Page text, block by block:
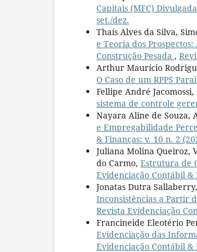
Capitais (MFC)
set./dez.
Thaís Alves da Silva,
e Teoria dos
Construção Pesada ,
Arthur Maurício
O Caso de um RPPS
Fellipe André
sistema de controle
Nayara Aline de Souza,
e Empregabilidade
& Finanças: v. 10 n. 2
Juliana Molina Queiroz,
do Carmo, Estrutura de
Evidenciação Contábil &
Jonatas Dutra
Inconsistências a Partir
Revista Evidenciação
Francineide Eleotério
Evidenciação das
Evidenciação Contábil &